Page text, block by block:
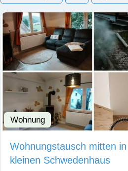
Wohnung
Wohnungstausch mitten
kleinen Schwedenhaus